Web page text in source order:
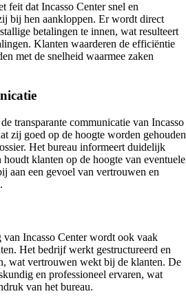
feit dat Incasso Center snel en
bij hen aankloppen. Er wordt direct
betalingen te innen, wat resulteert
Klanten waarderen de efficiëntie
met de snelheid waarmee zaken
transparante communicatie van Incasso
zij goed op de hoogte worden gehouden
Het bureau informeert duidelijk
houdt klanten op de hoogte van eventuele
aan een gevoel van vertrouwen en
van Incasso Center wordt ook vaak
Het bedrijf werkt gestructureerd en
wat vertrouwen wekt bij de klanten. De
en professioneel ervaren, wat
van het bureau.